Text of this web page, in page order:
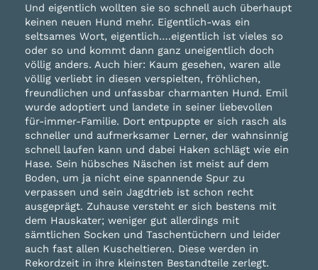
Und eigentlich wollten sie so schnell auch überhaupt
keinen neuen Hund mehr. Eigentlich-was ein
seltsames Wort, eigentlich….eigentlich ist vieles so
oder so und kommt dann ganz uneigentlich doch
völlig anders. Auch hier: Kaum gesehen, waren alle
völlig verliebt in diesen verspielten, fröhlichen,
freundlichen und unfassbar charmanten Hund. Emil
wurde adoptiert und landete in seiner liebevollen
für-immer-Familie. Dort entpuppte er sich rasch als
schneller und aufmerksamer Lerner, der wahnsinnig
schnell laufen kann und dabei Haken schlägt wie ein
Hase. Sein hübsches Näschen ist meist auf dem
Boden, um ja nicht eine spannende Spur zu
verpassen und sein Jagdtrieb ist schon recht
ausgeprägt. Zuhause versteht er sich bestens mit
dem Hauskater; weniger gut allerdings mit
sämtlichen Socken und Taschentüchern und leider
auch fast allen Kuscheltieren. Diese werden in
Rekordzeit in ihre kleinsten Bestandteile zerlegt.